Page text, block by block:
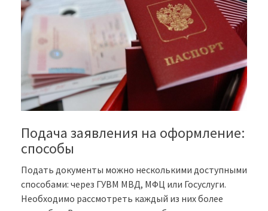
Подача заявления на оформление:
способы
Подать документы можно несколькими доступными
способами: через ГУВМ МВД, МФЦ или Госуслуги.
Необходимо рассмотреть каждый из них более